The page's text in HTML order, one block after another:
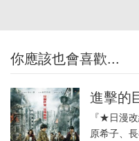
你應該也會喜歡...
進擊的
『★日漫
原希子、